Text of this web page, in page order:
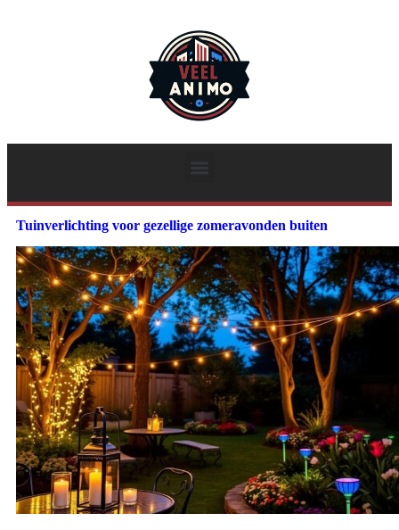
Tuinverlichting voor gezellige zomeravonden buiten